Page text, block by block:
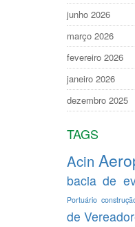
junho 2026
março 2026
fevereiro 2026
janeiro 2026
dezembro 2025
TAGS
Acin
bacia de
Portuário
de